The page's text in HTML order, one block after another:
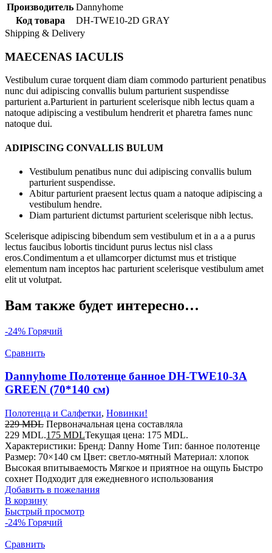
Производитель Dannyhome
Код товара
DH-TWE10-2D GRAY
Shipping & Delivery
MAECENAS IACULIS
Vestibulum curae torquent diam diam commodo parturient penatibus
nunc dui adipiscing convallis bulum parturient suspendisse
parturient a.Parturient in parturient scelerisque nibh lectus quam a
natoque adipiscing a vestibulum hendrerit et pharetra fames nunc
natoque dui.
ADIPISCING CONVALLIS BULUM
Vestibulum penatibus nunc dui adipiscing convallis bulum
parturient suspendisse.
Abitur parturient praesent lectus quam a natoque adipiscing a
vestibulum hendre.
Diam parturient dictumst parturient scelerisque nibh lectus.
Scelerisque adipiscing bibendum sem vestibulum et in a a a purus
lectus faucibus lobortis tincidunt purus lectus nisl class
eros.Condimentum a et ullamcorper dictumst mus et tristique
elementum nam inceptos hac parturient scelerisque vestibulum amet
elit ut volutpat.
Вам также будет интересно…
-24% Горячий
Сравнить
Dannyhome Полотенце банное DH-TWE10-3A
GREEN (70*140 см)
Полотенца и Салфетки, Новинки!
229MDL Первоначальная цена составляла
229 MDL.175 MDLТекущая цена: 175 MDL.
Характеристики: Бренд: Danny Home Тип: банное полотенце
Размер: 70×140 см Цвет: светло-мятный Материал: хлопок
Высокая впитываемость Мягкое и приятное на ощупь Быстро
сохнет Подходит для ежедневного использования
Добавить в пожелания
В корзину
Быстрый просмотр
-24% Горячий
Сравнить